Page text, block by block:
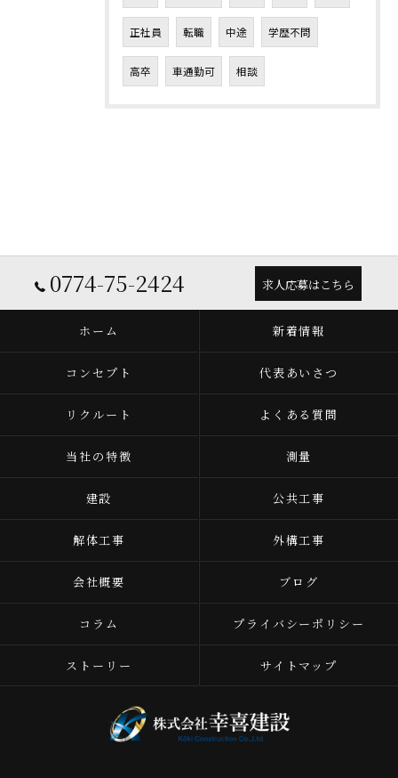
正社員 転職 中途 学歴不問
高卒 車通勤可 相談
0774-75-2424 求人応募はこちら
ホーム 新着情報
コンセプト 代表あいさつ
リクルート よくある質問
当社の特徴 測量
建設 公共工事
解体工事 外構工事
会社概要 ブログ
コラム プライバシーポリシー
ストーリー サイトマップ